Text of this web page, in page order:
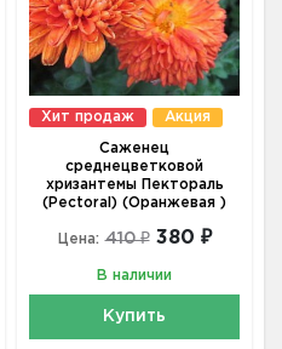
Хит продаж Акция
Саженец
среднецветковой
хризантемы Пектораль
(Pectoral) (Оранжевая )
Цена: 410 ₽ 380 ₽
В наличии
Купить